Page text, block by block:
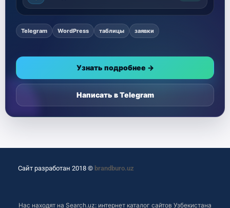
Telegram WordPress таблицы заявки
Узнать подробнее →
Написать в Telegram
Сайт разработан 2018 © brandburo.uz
Нас находят на Search.uz: интернет каталог сайтов Узбекистана